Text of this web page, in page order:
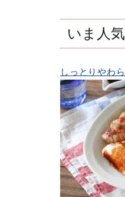
いま人
しっとりやわ